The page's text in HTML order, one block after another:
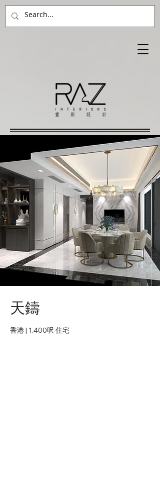
天鑄
香港 | 1,400呎 住宅